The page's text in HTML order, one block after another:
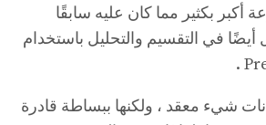
أكبر بكثير مما كان عليه سابقًا
أيضًا في التقسيم والتحليل باستخدام
شيء معقد ، ولكنها ببساطة قادرة